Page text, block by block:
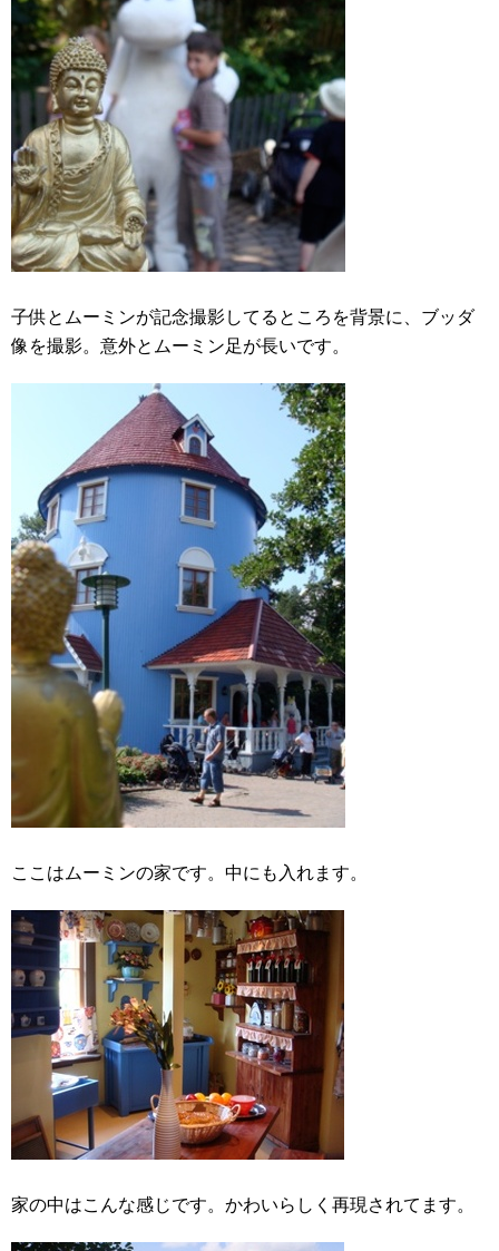
子供とムーミンが記念撮影してるところを背景に、ブッダ
像を撮影。意外とムーミン足が長いです。
ここはムーミンの家です。中にも入れます。
家の中はこんな感じです。かわいらしく再現されてます。